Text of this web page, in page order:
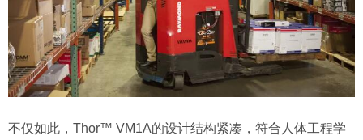
不仅如此，Thor™ VM1A的设计结构紧凑，符合人体工程学